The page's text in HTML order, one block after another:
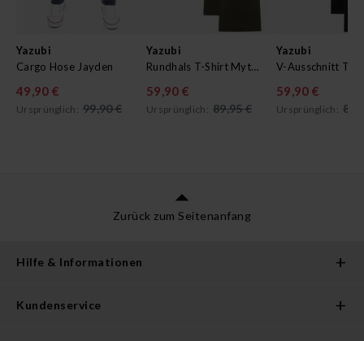
Yazubi
Cargo Hose Jayden
49,90 €
Ursprünglich: 99,90 €
Yazubi
Rundhals T-Shirt Mythic im 5er Pack
59,90 €
Ursprünglich: 89,95 €
Yazubi
59,90 €
Ursprünglich:
Zurück zum Seitenanfang
Hilfe & Informationen
Kundenservice